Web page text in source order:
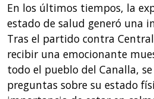
En los últimos tiempos, la
estado de salud generó una
Tras el partido contra
recibir una emocionante
todo el pueblo del Canalla,
preguntas sobre su estado